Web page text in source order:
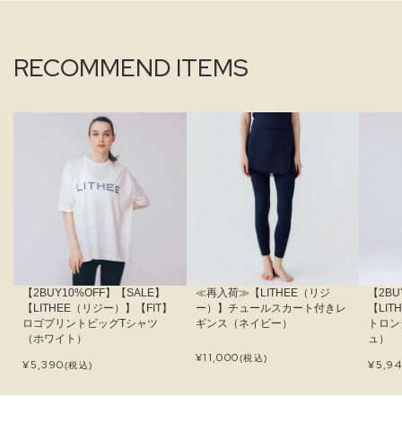
RECOMMEND ITEMS
【2BUY10%OFF】【SALE】
【LITHEE（リジー）】【FIT】
ロゴプリントビッグTシャツ
（ホワイト）
¥5,390(税込)
≪再入荷≫【LITHEE（リジ
ー）】チュールスカート付きレ
ギンス（ネイビー）
¥11,000(税込)
【
【
トロ
ュ）
¥